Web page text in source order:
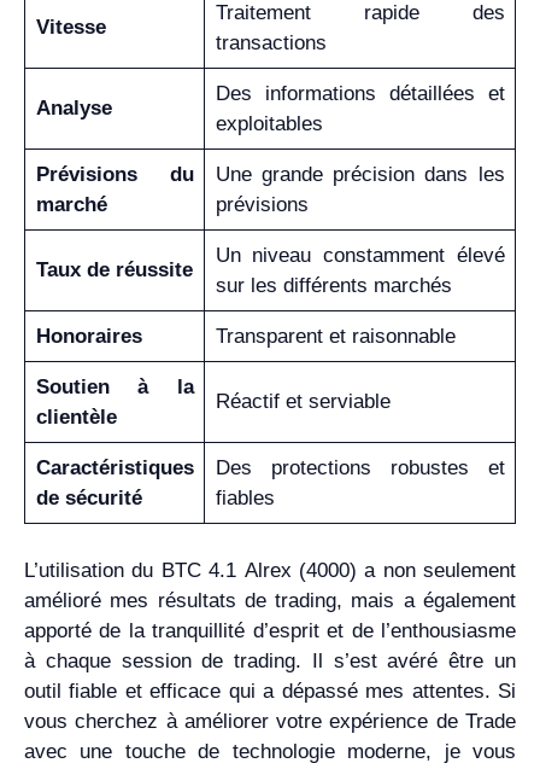
Vitesse
Traitement rapide des
transactions
Analyse
Des informations détaillées et
exploitables
Prévisions du
marché
Une grande précision dans les
prévisions
Taux de réussite
Un niveau constamment élevé
sur les différents marchés
Honoraires Transparent et raisonnable
Soutien à la
clientèle
Réactif et serviable
Caractéristiques
de sécurité
Des protections robustes et
fiables
L’utilisation du BTC 4.1 Alrex (4000) a non seulement
amélioré mes résultats de trading, mais a également
apporté de la tranquillité d’esprit et de l’enthousiasme
à chaque session de trading. Il s’est avéré être un
outil fiable et efficace qui a dépassé mes attentes. Si
vous cherchez à améliorer votre expérience de Trade
avec une touche de technologie moderne, je vous